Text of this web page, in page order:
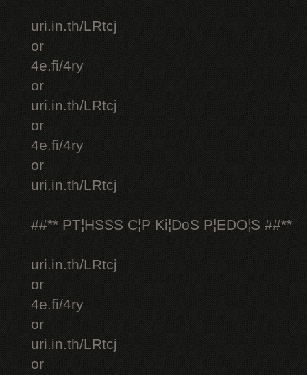
uri.in.th/LRtcj
or
4e.fi/4ry
or
uri.in.th/LRtcj
or
4e.fi/4ry
or
uri.in.th/LRtcj
##** PT¦HSSS C¦P Ki¦DoS P¦EDO¦S ##**
uri.in.th/LRtcj
or
4e.fi/4ry
or
uri.in.th/LRtcj
or